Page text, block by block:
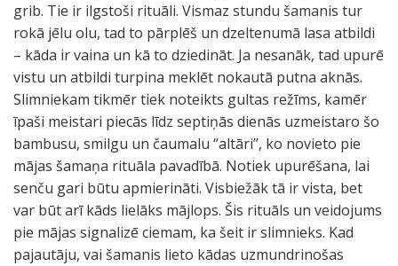
grib. Tie ir ilgstoši rituāli. Vismaz stundu šamanis tur
rokā jēlu olu, tad to pārplēš un dzeltenumā lasa atbildi
– kāda ir vaina un kā to dziedināt. Ja nesanāk, tad upurē
vistu un atbildi turpina meklēt nokautā putna aknās.
Slimniekam tikmēr tiek noteikts gultas režīms, kamēr
īpaši meistari piecās līdz septiņās dienās uzmeistaro šo
bambusu, smilgu un čaumalu ‘’altāri’’, ko novieto pie
mājas šamaņa rituāla pavadībā. Notiek upurēšana, lai
senču gari būtu apmierināti. Visbiežāk tā ir vista, bet
var būt arī kāds lielāks mājlops. Šis rituāls un veidojums
pie mājas signalizē ciemam, ka šeit ir slimnieks. Kad
pajautāju, vai šamanis lieto kādas uzmundrinošas